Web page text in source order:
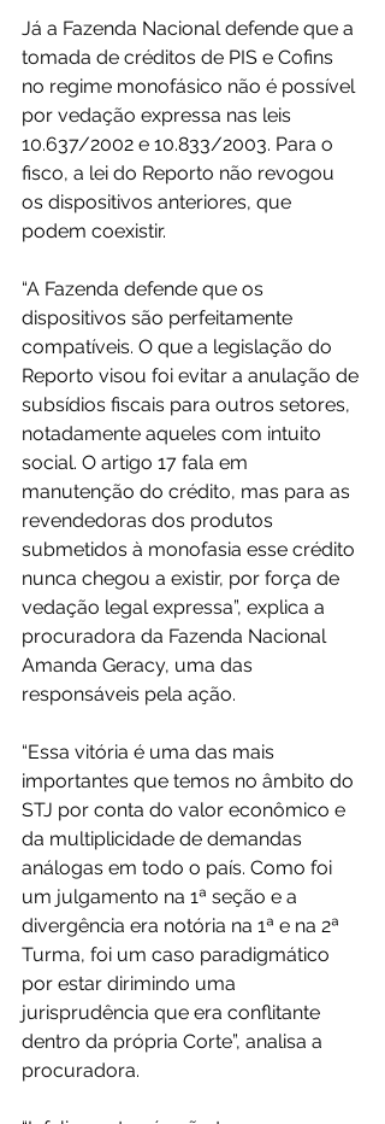
Já a Fazenda Nacional defende que a
tomada de créditos de PIS e Cofins
no regime monofásico não é possível
por vedação expressa nas leis
10.637/2002 e 10.833/2003. Para o
fisco, a lei do Reporto não revogou
os dispositivos anteriores, que
podem coexistir.
“A Fazenda defende que os
dispositivos são perfeitamente
compatíveis. O que a legislação do
Reporto visou foi evitar a anulação de
subsídios fiscais para outros setores,
notadamente aqueles com intuito
social. O artigo 17 fala em
manutenção do crédito, mas para as
revendedoras dos produtos
submetidos à monofasia esse crédito
nunca chegou a existir, por força de
vedação legal expressa”, explica a
procuradora da Fazenda Nacional
Amanda Geracy, uma das
responsáveis pela ação.
“Essa vitória é uma das mais
importantes que temos no âmbito do
STJ por conta do valor econômico e
da multiplicidade de demandas
análogas em todo o país. Como foi
um julgamento na 1ª seção e a
divergência era notória na 1ª e na 2ª
Turma, foi um caso paradigmático
por estar dirimindo uma
jurisprudência que era conflitante
dentro da própria Corte”, analisa a
procuradora.